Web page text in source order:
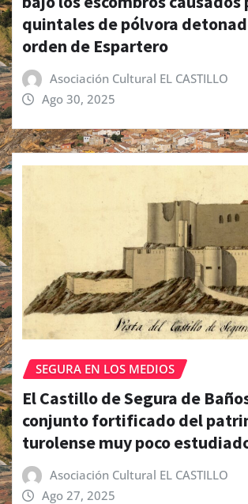
quintales de pólvora
orden de Espartero
Asociación Cultural EL CASTILLO
Ago 30, 2025
SEGURA EN LOS MEDIOS
El Castillo de Segura de
conjunto fortificado del
turolense muy poco
Asociación Cultural EL CASTILLO
Ago 27, 2025